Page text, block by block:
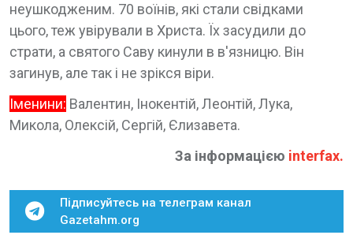
неушкодженим. 70 воїнів, які стали свідками
цього, теж увірували в Христа. Їх засудили до
страти, а святого Саву кинули в в'язницю. Він
загинув, але так і не зрікся віри.
Іменини: Валентин, Інокентій, Леонтій, Лука,
Микола, Олексій, Сергій, Єлизавета.
За інформацією interfax.
Підписуйтесь на телеграм канал
Gazetahm.org